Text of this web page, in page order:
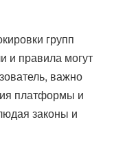
групп
и правила могут
важно
платформы и
законы и